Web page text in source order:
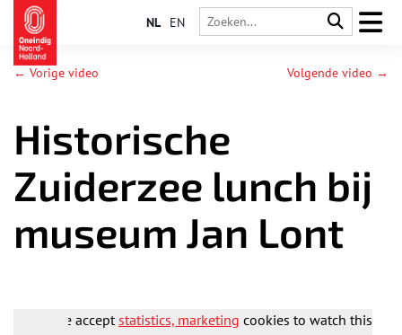
NL EN
← Vorige video Volgende video →
Historische
Zuiderzee lunch bij
museum Jan Lont
Please acceptstatistics, marketing cookies to watch this